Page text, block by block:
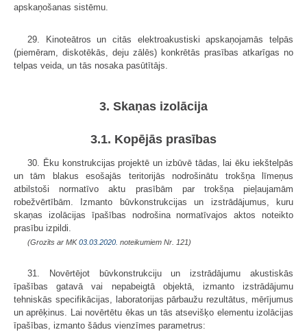
apskaņošanas sistēmu.
29. Kinoteātros un citās elektroakustiski apskaņojamās telpās
(piemēram, diskotēkās, deju zālēs) konkrētās prasības atkarīgas no
telpas veida, un tās nosaka pasūtītājs.
3. Skaņas izolācija
3.1. Kopējās prasības
30. Ēku konstrukcijas projektē un izbūvē tādas, lai ēku iekštelpās
un tām blakus esošajās teritorijās nodrošinātu trokšņa līmeņus
atbilstoši normatīvo aktu prasībām par trokšņa pieļaujamām
robežvērtībām. Izmanto būvkonstrukcijas un izstrādājumus, kuru
skaņas izolācijas īpašības nodrošina normatīvajos aktos noteikto
prasību izpildi.
(Grozīts ar MK03.03.2020. noteikumiem Nr. 121)
31. Novērtējot būvkonstrukciju un izstrādājumu akustiskās
īpašības gatavā vai nepabeigtā objektā, izmanto izstrādājumu
tehniskās specifikācijas, laboratorijas pārbaužu rezultātus, mērījumus
un aprēķinus. Lai novērtētu ēkas un tās atsevišķo elementu izolācijas
īpašības, izmanto šādus vienzīmes parametrus: